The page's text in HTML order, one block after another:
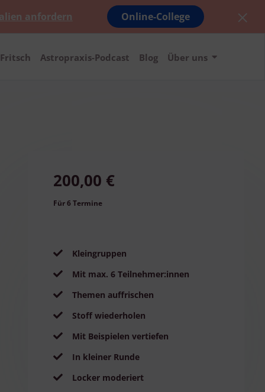
anfordern Online-College
Astropraxis-Podcast Blog Über uns
200,00 €
Für 6 Termine
Kleingruppen
Mit max. 6 Teilnehmer:innen
Themen auffrischen
Stoff wiederholen
Mit Beispielen vertiefen
In kleiner Runde
Locker moderiert